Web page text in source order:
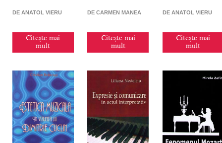
DE ANATOL VIERU
Citește mai
mult
DE CARMEN MANEA
Citește mai
mult
DE ANATOL VIERU
Citește mai
mult